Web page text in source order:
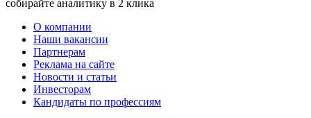
собирайте аналитику в 2 клика
О компании
Наши вакансии
Партнерам
Реклама на сайте
Новости и статьи
Инвесторам
Кандидаты по профессиям